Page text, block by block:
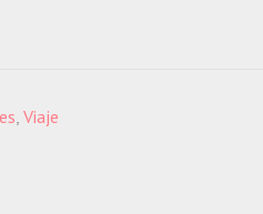
, Viaje